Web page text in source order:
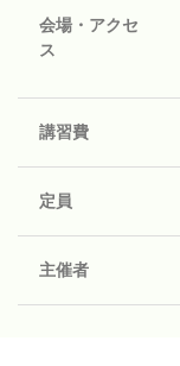
会場・アクセ
ス
講習費
定員
主催者